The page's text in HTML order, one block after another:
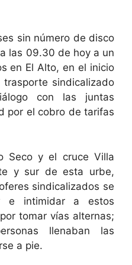
sin número de disco
las 09.30 de hoy a un
en El Alto, en el inicio
sindicalizado
con las juntas
por el cobro de tarifas
Seco y el cruce Villa
y sur de esta urbe,
sindicalizados se
e intimidar a estos
tomar vías alternas;
llenaban las
a pie.